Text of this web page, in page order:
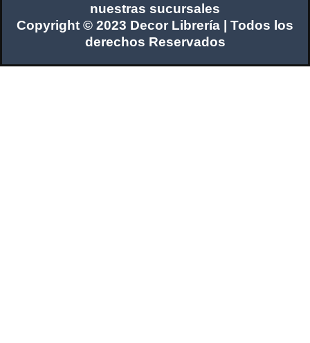
nuestras sucursales
Copyright © 2023 Decor Librería | Todos los
derechos Reservados